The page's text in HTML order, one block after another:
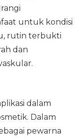
untuk kondisi
rutin terbukti
dan
dalam
Dalam
pewarna